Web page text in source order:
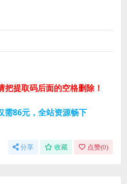
提取码后面的空格删除！
需86元，全站资源畅下
分享 收藏 点赞(0)